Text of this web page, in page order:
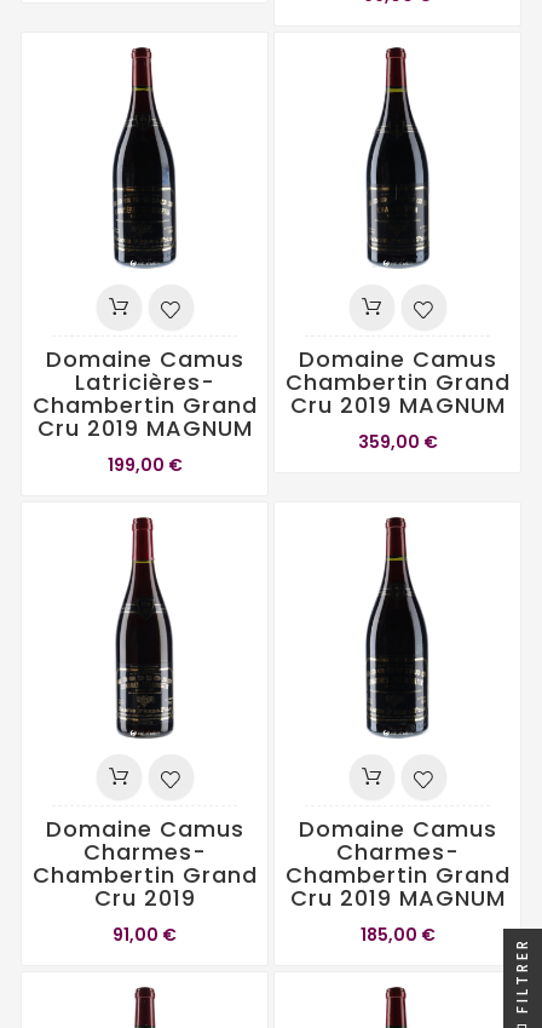
Domaine Camus
Latricières-
Chambertin Grand
Cru 2019 MAGNUM
199,00 €
Domaine Camus
Chambertin Grand
Cru 2019 MAGNUM
359,00 €
Domaine Camus
Charmes-
Chambertin Grand
Cru 2019
91,00 €
Domaine Camus
Charmes-
Chambertin Grand
Cru 2019 MAGNUM
185,00 €
FILTRER